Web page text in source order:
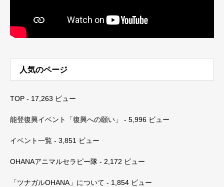
人気のページ
TOP - 17,263 ビュー
能登復興イベント「復興への願い」 - 5,996 ビュー
イベント一覧 - 3,851 ビュー
OHANAアニマルセラピー隊 - 2,172 ビュー
「ツナガルOHANA」について - 1,854 ビュー